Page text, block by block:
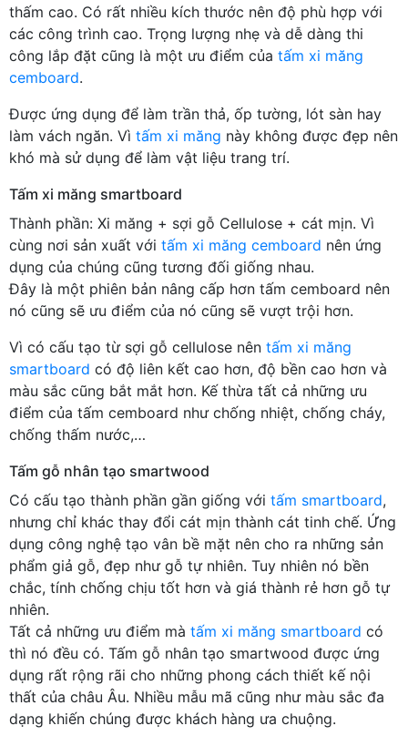
thấm cao. Có rất nhiều kích thước nên độ phù hợp với
các công trình cao. Trọng lượng nhẹ và dễ dàng thi
công lắp đặt cũng là một ưu điểm của tấm xi măng
cemboard.
Được ứng dụng để làm trần thả, ốp tường, lót sàn hay
làm vách ngăn. Vì tấm xi măng này không được đẹp nên
khó mà sử dụng để làm vật liệu trang trí.
Tấm xi măng smartboard
Thành phần: Xi măng + sợi gỗ Cellulose + cát mịn. Vì
cùng nơi sản xuất với tấm xi măng cemboard nên ứng
dụng của chúng cũng tương đối giống nhau.
Đây là một phiên bản nâng cấp hơn tấm cemboard nên
nó cũng sẽ ưu điểm của nó cũng sẽ vượt trội hơn.
Vì có cấu tạo từ sợi gỗ cellulose nên tấm xi măng
smartboard có độ liên kết cao hơn, độ bền cao hơn và
màu sắc cũng bắt mắt hơn. Kế thừa tất cả những ưu
điểm của tấm cemboard như chống nhiệt, chống cháy,
chống thấm nước,…
Tấm gỗ nhân tạo smartwood
Có cấu tạo thành phần gần giống với tấm smartboard,
nhưng chỉ khác thay đổi cát mịn thành cát tinh chế. Ứng
dụng công nghệ tạo vân bề mặt nên cho ra những sản
phẩm giả gỗ, đẹp như gỗ tự nhiên. Tuy nhiên nó bền
chắc, tính chống chịu tốt hơn và giá thành rẻ hơn gỗ tự
nhiên.
Tất cả những ưu điểm mà tấm xi măng smartboard có
thì nó đều có. Tấm gỗ nhân tạo smartwood được ứng
dụng rất rộng rãi cho những phong cách thiết kế nội
thất của châu Âu. Nhiều mẫu mã cũng như màu sắc đa
dạng khiến chúng được khách hàng ưa chuộng.